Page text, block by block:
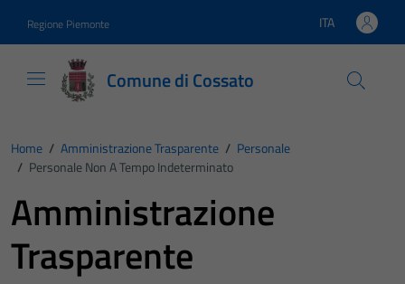
Regione Piemonte Lingua attiva:
ITA
Comune di Cossato
Home / Amministrazione Trasparente / Personale
/ Personale Non A Tempo Indeterminato
Amministrazione
Trasparente